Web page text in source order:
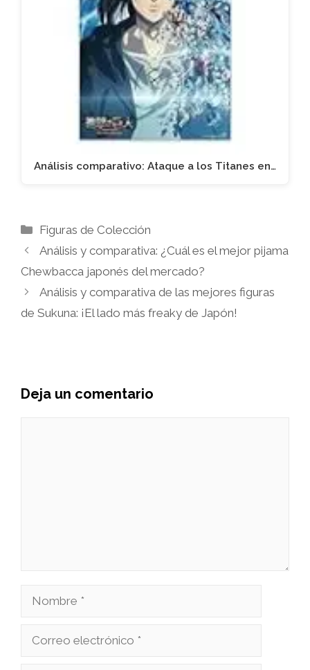
Análisis comparativo: Ataque a los Titanes en…
Categorías
Figuras de Colección
Análisis y comparativa: ¿Cuál es el mejor pijama
Chewbacca japonés del mercado?
Análisis y comparativa de las mejores figuras
de Sukuna: ¡El lado más freaky de Japón!
Deja un comentario
Nombre
Correo